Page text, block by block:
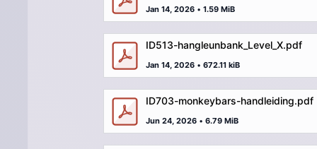
Jan 14, 2026 • 1.59 MiB
ID513-hangleunbank_Level_X.pdf
Jan 14, 2026 • 672.11 kiB
ID703-monkeybars-handleiding.pdf
Jun 24, 2026 • 6.79 MiB